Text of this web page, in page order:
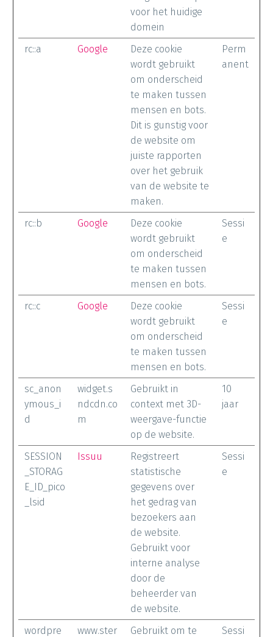
voor het huidige
domein
rc::a Google
Deze cookie
wordt gebruikt
om onderscheid
te maken tussen
mensen en bots.
Dit is gunstig voor
de website om
juiste rapporten
over het gebruik
van de website te
maken.
Perm
anent
rc::b Google
Deze cookie
wordt gebruikt
om onderscheid
te maken tussen
mensen en bots.
Sessi
e
rc::c Google
Deze cookie
wordt gebruikt
om onderscheid
te maken tussen
mensen en bots.
Sessi
e
sc_anon
ymous_i
d
widget.s
ndcdn.co
m
Gebruikt in
context met 3D-
weergave-functie
op de website.
10
jaar
SESSION
_STORAG
E_ID_pico
_lsid
Issuu
Registreert
statistische
gegevens over
het gedrag van
bezoekers aan
de website.
Gebruikt voor
interne analyse
door de
beheerder van
de website.
Sessi
e
wordpre
www.ster
Gebruikt om te
Sessi